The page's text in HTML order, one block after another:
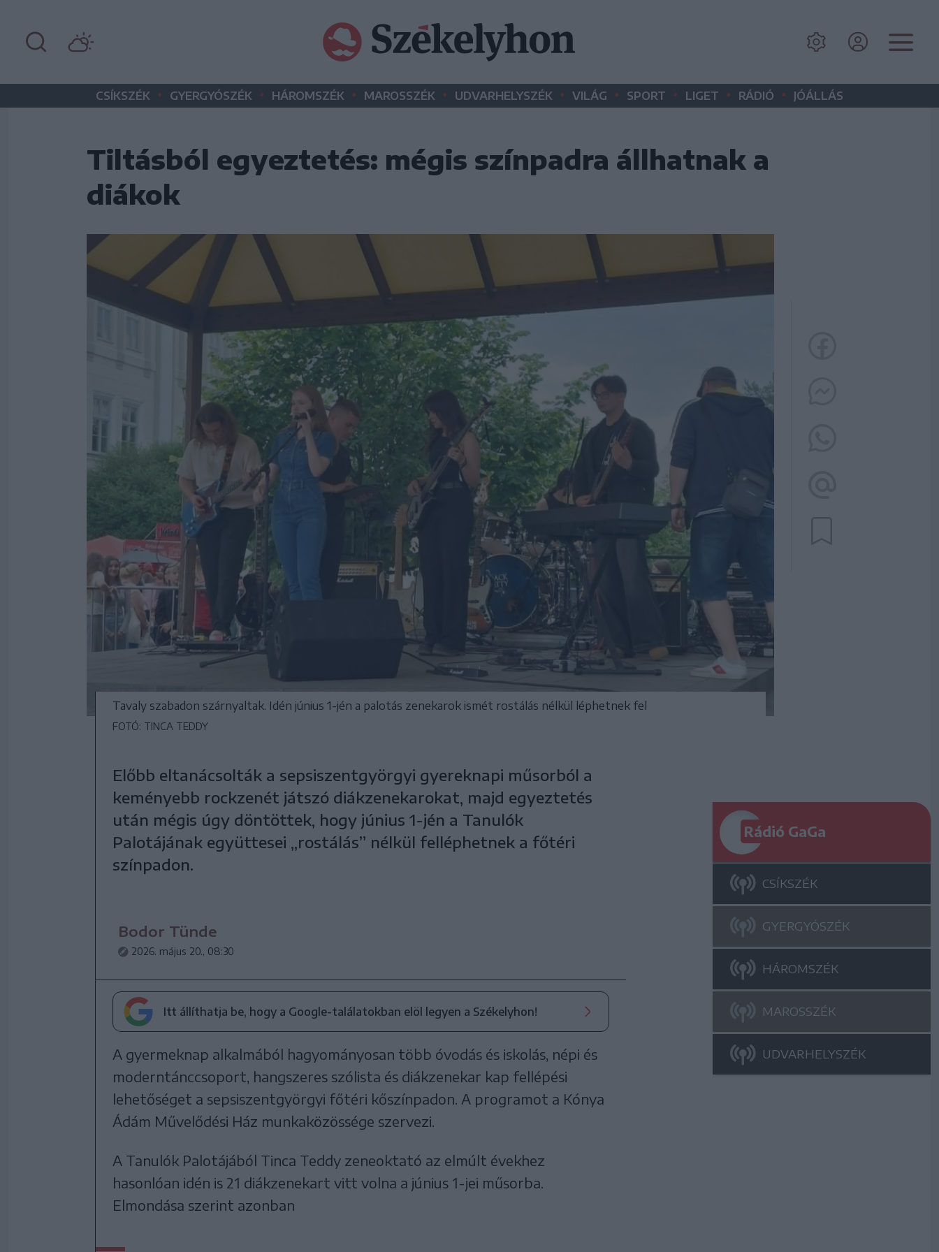
CSÍKSZÉK • GYERGYÓSZÉK • HÁROMSZÉK • MAROSSZÉK • UDVARHELYSZÉK • VILÁG • SPORT • LIGET • RÁDIÓ • JÓÁLLÁS
Tiltásból egyeztetés: mégis színpadra állhatnak a
diákok
Tavaly szabadon szárnyaltak. Idén június 1-jén a palotás zenekarok ismét rostálás nélkül léphetnek fel
FOTÓ: TINCA TEDDY
Előbb eltanácsolták a sepsiszentgyörgyi gyereknapi műsorból a
keményebb rockzenét játszó diákzenekarokat, majd egyeztetés
után mégis úgy döntöttek, hogy június 1-jén a Tanulók
Palotájának együttesei „rostálás” nélkül felléphetnek a főtéri
színpadon.
Bodor Tünde
2026. május 20., 08:30
Itt állíthatja be, hogy a Google-találatokban elöl legyen a Székelyhon!
A gyermeknap alkalmából hagyományosan több óvodás és iskolás, népi és
moderntánccsoport, hangszeres szólista és diákzenekar kap fellépési
lehetőséget a sepsiszentgyörgyi főtéri kőszínpadon. A programot a Kónya
Ádám Művelődési Ház munkaközössége szervezi.
A Tanulók Palotájából Tinca Teddy zeneoktató az elmúlt évekhez
hasonlóan idén is 21 diákzenekart vitt volna a június 1-jei műsorba.
Elmondása szerint azonban
Rádió GaGa
CSÍKSZÉK
GYERGYÓSZÉK
HÁROMSZÉK
MAROSSZÉK
UDVARHELYSZÉK